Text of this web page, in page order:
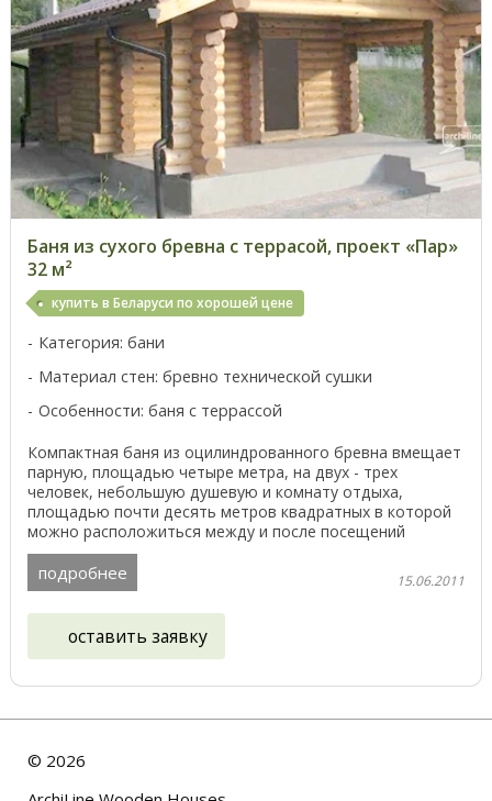
Баня из сухого бревна с террасой, проект «Пар»
32 м²
купить в Беларуси по хорошей цене
Категория: бани
Материал стен: бревно технической сушки
Особенности: баня с террассой
Компактная баня из оцилиндрованного бревна вмещает
парную, площадью четыре метра, на двух - трех
человек, небольшую душевую и комнату отдыха,
площадью почти десять метров квадратных в которой
можно расположиться между и после посещений
парной. ...
подробнее 15.06.2011
оставить заявку
© 2026